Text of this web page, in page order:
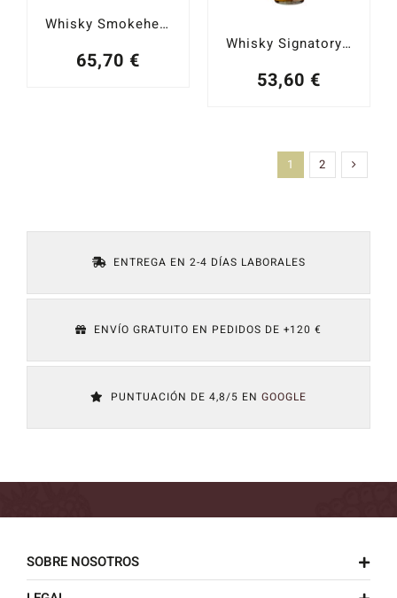
Whisky Smokehead Twisted Stout Finish Islay Single Malt 43%
65,70 €
Whisky Signatory Caol Ila 2015 8 YO 100 Proof Ed. #10 Islay Single Malt 57,1%
53,60 €
1 2
ENTREGA EN 2-4 DÍAS LABORALES
ENVÍO GRATUITO EN PEDIDOS DE +120 €
PUNTUACIÓN DE 4,8/5 EN GOOGLE
SOBRE NOSOTROS